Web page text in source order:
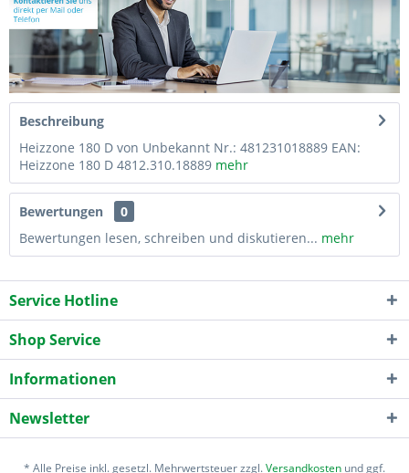
Beschreibung
Heizzone 180 D von Unbekannt Nr.: 481231018889 EAN:
Heizzone 180 D 4812.310.18889 mehr
Bewertungen
0
Bewertungen lesen, schreiben und diskutieren... mehr
Service Hotline
Shop Service
Informationen
Newsletter
* Alle Preise inkl. gesetzl. Mehrwertsteuer zzgl.Versandkosten und ggf.